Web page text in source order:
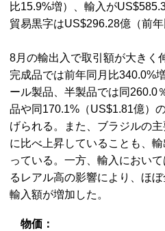
比15.9%増）、輸入が
貿易黒字はUS$296.28億（前年
8月の輸出入で取引額が大きく
完成品では前年同月比340.0%
ール製品、半製品では同260.0
品や同170.1%（US$1.81億）
げられる。また、ブラジルの
に比べ上昇していることも、
っている。一方、輸入におい
るレアル高の影響により、ほ
輸入額が増加した。
物価：